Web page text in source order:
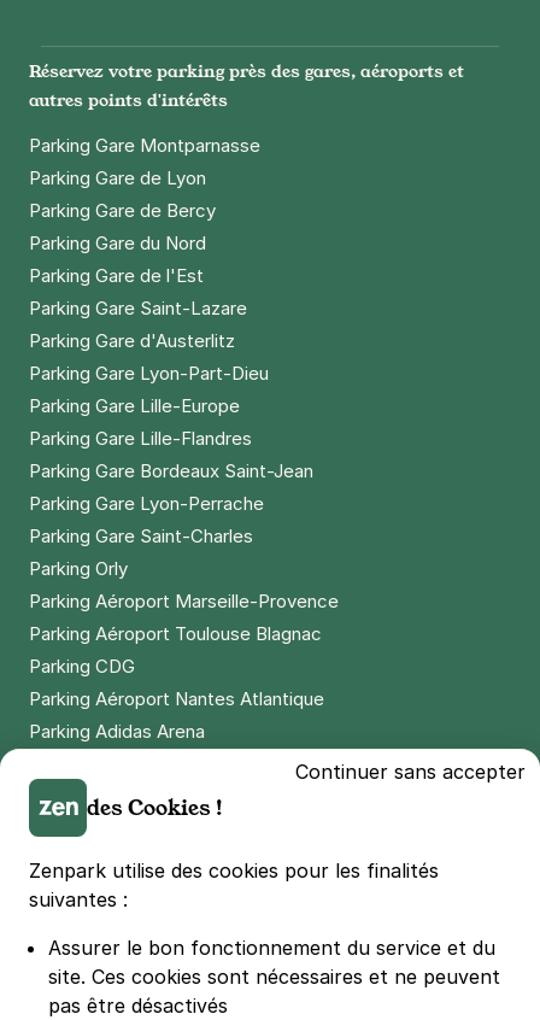
75015
4,7(3898 avis)
4 €/heure,36 €/jour,100 €/semaine
Réserver
+ Abonnements disponibles
Paris - Hôpital Necker - Pasteur
6 rue Dulac
75015
4 €/heure,36 €/jour,100 €/semaine(tarifs dégressifs)
Réserver
+ Abonnements disponibles
Paris - Gare Montparnasse -
67 avenue du Maine
4,3
Réserver
+ Abonnements disponibles
75014Paris
4,5(189 avis)
Réservez votre parking près des gares, aéroports et
autres points d'intérêts
Parking Gare Montparnasse
Parking Gare de Lyon
Parking Gare de Bercy
Parking Gare du Nord
Parking Gare de l'Est
Parking Gare Saint-Lazare
Parking Gare d'Austerlitz
Parking Gare Lyon-Part-Dieu
Parking Gare Lille-Europe
Parking Gare Lille-Flandres
Parking Gare Bordeaux Saint-Jean
Parking Gare Lyon-Perrache
Parking Gare Saint-Charles
Parking Orly
Parking Aéroport Marseille-Provence
Parking Aéroport Toulouse Blagnac
Parking CDG
Parking Aéroport Nantes Atlantique
Parking Adidas Arena
Parking LDLC Arena
Parking Stade Pierre Mauroy
Parking Groupama Stadium
Parking Vélodrome
Parking Bercy
Parking La Défense Arena
Continuer sans accepter
des Cookies !
Zenpark utilise des cookies pour les finalités
suivantes :
Assurer le bon fonctionnement du service et du
site. Ces cookies sont nécessaires et ne peuvent
pas être désactivés